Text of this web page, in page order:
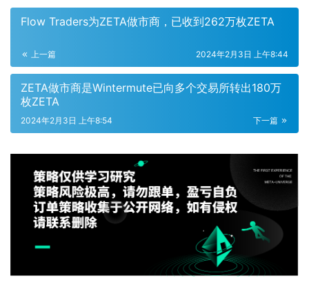
Flow Traders为ZETA做市商，已收到262万枚ZETA
上一篇 2024年2月3日 上午8:44
ZETA做市商是Wintermute已向多个交易所转出180万
枚ZETA
下一篇
2024年2月3日 上午8:54